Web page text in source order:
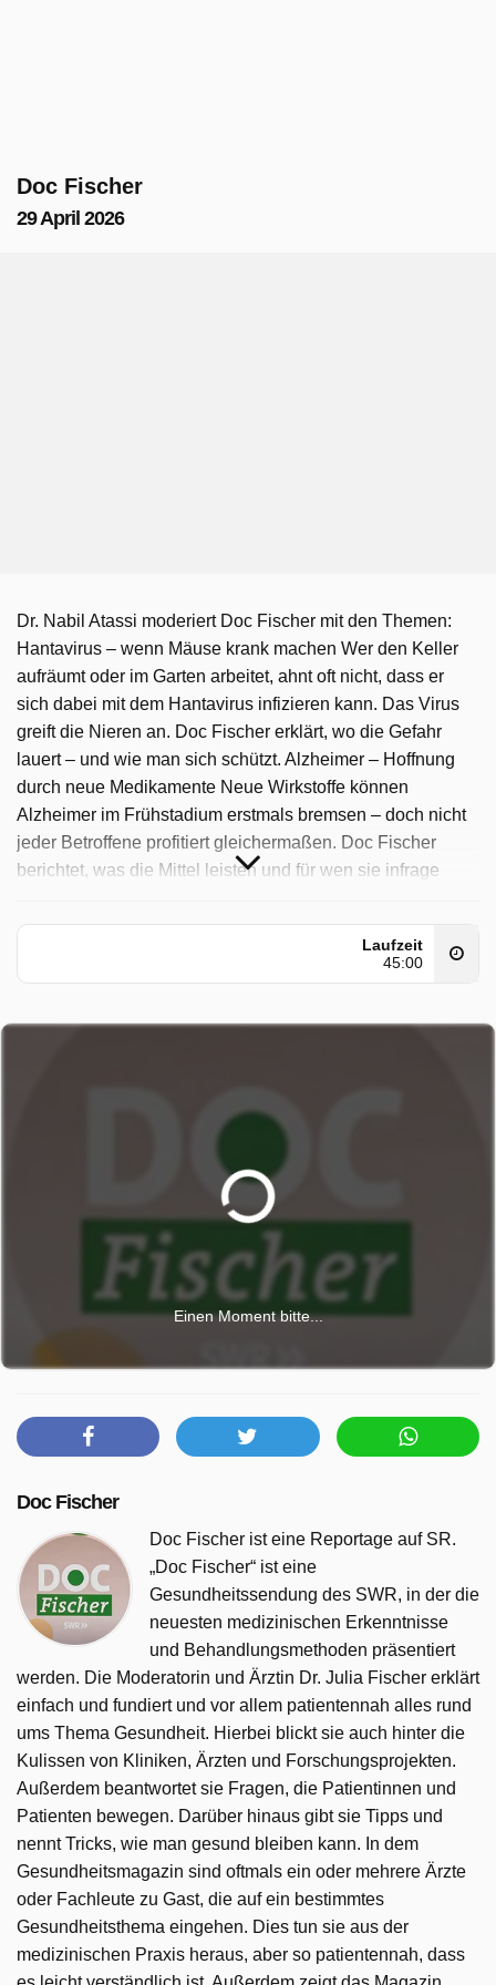
Doc Fischer
29 April 2026
Dr. Nabil Atassi moderiert Doc Fischer mit den Themen:
Hantavirus – wenn Mäuse krank machen Wer den Keller
aufräumt oder im Garten arbeitet, ahnt oft nicht, dass er
sich dabei mit dem Hantavirus infizieren kann. Das Virus
greift die Nieren an. Doc Fischer erklärt, wo die Gefahr
lauert – und wie man sich schützt. Alzheimer – Hoffnung
durch neue Medikamente Neue Wirkstoffe können
Alzheimer im Frühstadium erstmals bremsen – doch nicht
jeder Betroffene profitiert gleichermaßen. Doc Fischer
berichtet, was die Mittel leisten und für wen sie infrage
und man weiß nicht warum. Beim Lagerungsschwindel
geraten Kristalle im Innenohr aus der Bahn, beim Morbus
Menière können Anfälle das Leben stark einschränken.
dahinter? Doc Fischer checkt die Methode und zeigt, wo
Doc Fischer wurde auf SR ausgestrahlt am Mittwoch 29
April 2026, 20:15 Uhr.
Laufzeit
45:00
Einen Moment bitte...
Doc Fischer
Doc Fischer ist eine Reportage auf SR.
„Doc Fischer“ ist eine
Gesundheitssendung des SWR, in der die
neuesten medizinischen Erkenntnisse
und Behandlungsmethoden präsentiert
werden. Die Moderatorin und Ärztin Dr. Julia Fischer erklärt
einfach und fundiert und vor allem patientennah alles rund
ums Thema Gesundheit. Hierbei blickt sie auch hinter die
Kulissen von Kliniken, Ärzten und Forschungsprojekten.
Außerdem beantwortet sie Fragen, die Patientinnen und
Patienten bewegen. Darüber hinaus gibt sie Tipps und
nennt Tricks, wie man gesund bleiben kann. In dem
Gesundheitsmagazin sind oftmals ein oder mehrere Ärzte
oder Fachleute zu Gast, die auf ein bestimmtes
Gesundheitsthema eingehen. Dies tun sie aus der
medizinischen Praxis heraus, aber so patientennah, dass